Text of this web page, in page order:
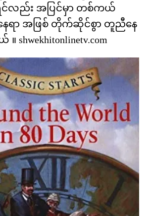
လည်း အပြင်မှာ တစ်ကယ်
ာ အဖြစ် တိုက်ဆိုင်စွာ တူညီနေ
shwekhitonlinetv.com